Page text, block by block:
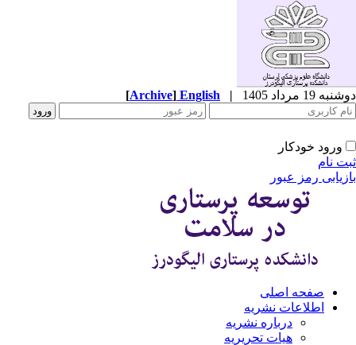
19 مرداد 1405 |
English
[Archive]
ورود خودکار
نام
رمز عبور
صفحه اصلی
اطلاعات نشریه
درباره نشریه
هیات تحریریه